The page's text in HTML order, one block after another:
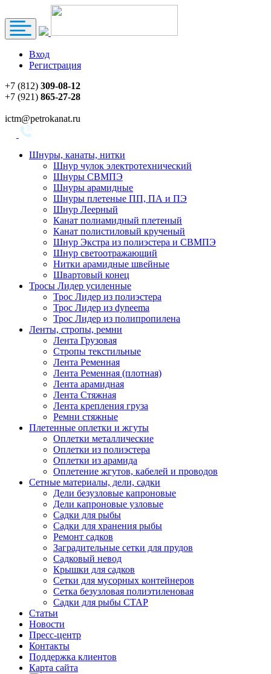
Вход
Регистрация
+7 (812) 309-08-12
+7 (921) 865-27-28
ictm@petrokanat.ru
Шнуры, канаты, нитки
Шнур чулок электротехнический
Шнуры СВМПЭ
Шнуры арамидные
Шнуры плетеные ПП, ПА и ПЭ
Шнур Леерный
Канат полиамидный плетеный
Канат полистиловый крученый
Шнур Экстра из полиэстера и СВМПЭ
Шнур светоотражающий
Нитки арамидные швейные
Швартовый конец
Тросы Лидер усиленные
Трос Лидер из полиэстера
Трос Лидер из dyneema
Трос Лидер из полипропилена
Ленты, стропы, ремни
Лента Грузовая
Стропы текстильные
Лента Ременная
Лента Ременная (плотная)
Лента арамидная
Лента Стяжная
Лента крепления груза
Ремни стяжные
Плетенные оплетки и жгуты
Оплетки металлические
Оплетки из полиэстера
Оплетки из арамида
Оплетение жгутов, кабелей и проводов
Сетные материалы, дели, садки
Дели безузловые капроновые
Дели капроновые узловые
Садки для рыбы
Садки для хранения рыбы
Ремонт садков
Заградительные сетки для прудов
Садковый невод
Крышки для садков
Сетки для мусорных контейнеров
Сетка безузловая полиэтиленовая
Садки для рыбы СТАР
Статьи
Новости
Пресс-центр
Контакты
Поддержка клиентов
Карта сайта